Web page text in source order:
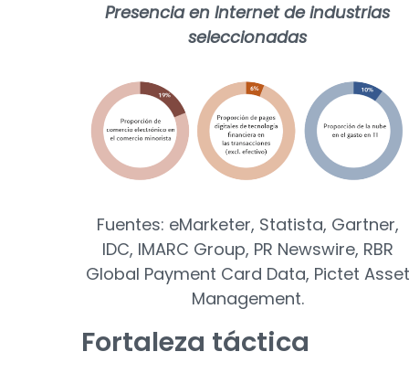
Presencia en Internet de industrias
seleccionadas
Fuentes: eMarketer, Statista, Gartner,
IDC, IMARC Group, PR Newswire, RBR
Global Payment Card Data, Pictet Asset
Management.
Fortaleza táctica